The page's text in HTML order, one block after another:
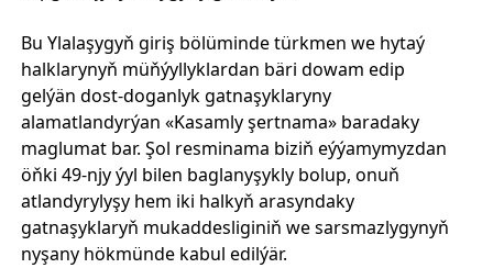
Bu Ylalaşygyň giriş bölüminde türkmen we hytaý
halklarynyň müňýyllyklardan bäri dowam edip
gelýän dost-doganlyk gatnaşyklaryny
alamatlandyrýan «Kasamly şertnama» baradaky
maglumat bar. Şol resminama biziň eýýamymyzdan
öňki 49-njy ýyl bilen baglanyşykly bolup, onuň
atlandyrylyşy hem iki halkyň arasyndaky
gatnaşyklaryň mukaddesliginiň we sarsmazlygynyň
nyşany hökmünde kabul edilýär.